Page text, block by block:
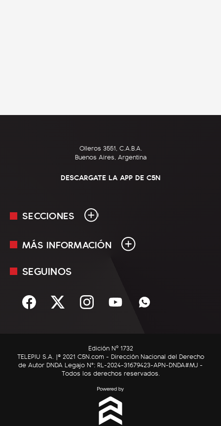
Olleros 3551, C.A.B.A.
Buenos Aires, Argentina
DESCARGATE LA APP DE C5N
SECCIONES
En Vivo
Sociedad
C5N Autos
RatingCero
MÁS INFORMACIÓN
Mediakit
Términos y condiciones
SEGUINOS
Edición Nº 1732
TELEPIU S.A. |© 2021 C5N.com - Dirección Nacional del Derecho
de Autor DNDA Legajo N°: RL-2024-31679423-APN-DNDA#MJ -
Todos los derechos reservados.